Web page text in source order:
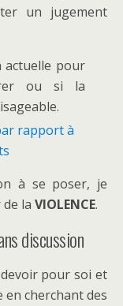
un jugement
actuelle pour
ou si la
rapport à
à se poser, je
la VIOLENCE.
discussion
pour soi et
en cherchant des